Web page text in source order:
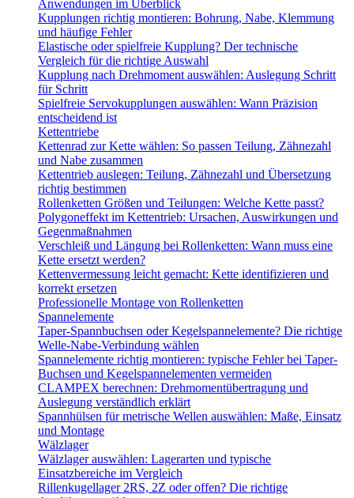
Anwendungen im Überblick
Kupplungen richtig montieren: Bohrung, Nabe, Klemmung
und häufige Fehler
Elastische oder spielfreie Kupplung? Der technische
Vergleich für die richtige Auswahl
Kupplung nach Drehmoment auswählen: Auslegung Schritt
für Schritt
Spielfreie Servokupplungen auswählen: Wann Präzision
entscheidend ist
Kettentriebe
Kettenrad zur Kette wählen: So passen Teilung, Zähnezahl
und Nabe zusammen
Kettentrieb auslegen: Teilung, Zähnezahl und Übersetzung
richtig bestimmen
Rollenketten Größen und Teilungen: Welche Kette passt?
Polygoneffekt im Kettentrieb: Ursachen, Auswirkungen und
Gegenmaßnahmen
Verschleiß und Längung bei Rollenketten: Wann muss eine
Kette ersetzt werden?
Kettenvermessung leicht gemacht: Kette identifizieren und
korrekt ersetzen
Professionelle Montage von Rollenketten
Spannelemente
Taper-Spannbuchsen oder Kegelspannelemente? Die richtige
Welle-Nabe-Verbindung wählen
Spannelemente richtig montieren: typische Fehler bei Taper-
Buchsen und Kegelspannelementen vermeiden
CLAMPEX berechnen: Drehmomentübertragung und
Auslegung verständlich erklärt
Spannhülsen für metrische Wellen auswählen: Maße, Einsatz
und Montage
Wälzlager
Wälzlager auswählen: Lagerarten und typische
Einsatzbereiche im Vergleich
Rillenkugellager 2RS, 2Z oder offen? Die richtige